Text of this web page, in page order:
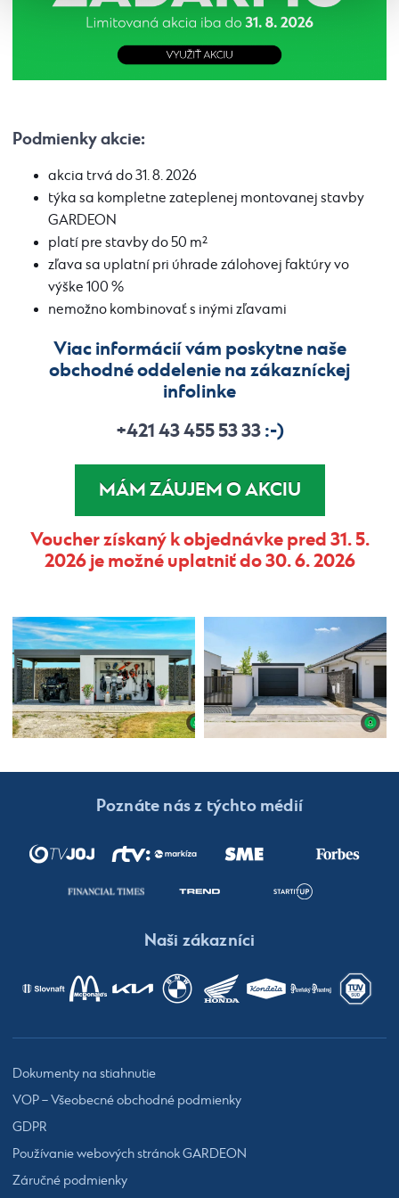
Podmienky akcie:
akcia trvá do 31. 8. 2026
týka sa kompletne zateplenej montovanej stavby
GARDEON
platí pre stavby do 50 m²
zľava sa uplatní pri úhrade zálohovej faktúry vo
výške 100 %
nemožno kombinovať s inými zľavami
Viac informácií vám poskytne naše
obchodné oddelenie na zákazníckej
infolinke
+421 43 455 53 33:-)
MÁM ZÁUJEM O AKCIU
Voucher získaný k objednávke pred 31. 5.
2026 je možné uplatniť do 30. 6. 2026
Poznáte nás z týchto médií
Naši zákazníci
Dokumenty na stiahnutie
VOP – Všeobecné obchodné podmienky
GDPR
Používanie webových stránok GARDEON
Záručné podmienky